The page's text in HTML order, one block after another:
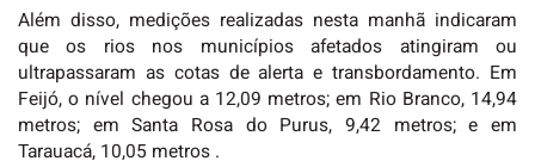
Além disso, medições realizadas nesta manhã indicaram
que os rios nos municípios afetados atingiram ou
ultrapassaram as cotas de alerta e transbordamento. Em
Feijó, o nível chegou a 12,09 metros; em Rio Branco, 14,94
metros; em Santa Rosa do Purus, 9,42 metros; e em
Tarauacá, 10,05 metros .